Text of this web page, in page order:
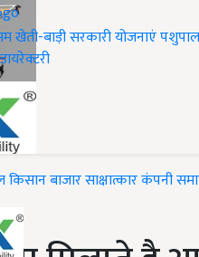
खेती-बाड़ीसरकारी योजनाएं
डायरेक्टरी
बाजारसाक्षात्कारकंपनी